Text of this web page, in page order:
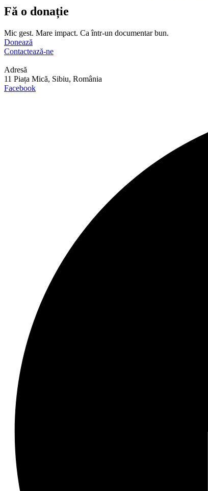
Fă o donație
Mic gest. Mare impact. Ca într-un documentar bun.
Donează
Contactează-ne
Adresă
11 Piața Mică, Sibiu, România
Facebook